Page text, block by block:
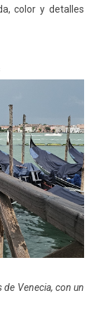
color y detalles
de Venecia, con un